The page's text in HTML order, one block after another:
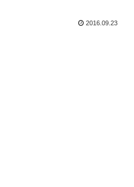
2016.09.23